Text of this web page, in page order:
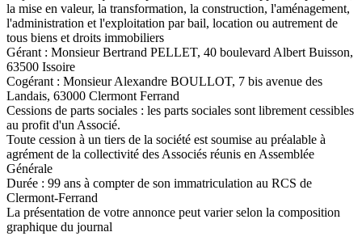
la mise en valeur, la transformation, la construction, l'aménagement,
l'administration et l'exploitation par bail, location ou autrement de
tous biens et droits immobiliers
Gérant : Monsieur Bertrand PELLET, 40 boulevard Albert Buisson,
63500 Issoire
Cogérant : Monsieur Alexandre BOULLOT, 7 bis avenue des
Landais, 63000 Clermont Ferrand
Cessions de parts sociales : les parts sociales sont librement cessibles
au profit d'un Associé.
Toute cession à un tiers de la société est soumise au préalable à
agrément de la collectivité des Associés réunis en Assemblée
Générale
Durée : 99 ans à compter de son immatriculation au RCS de
Clermont-Ferrand
La présentation de votre annonce peut varier selon la composition
graphique du journal